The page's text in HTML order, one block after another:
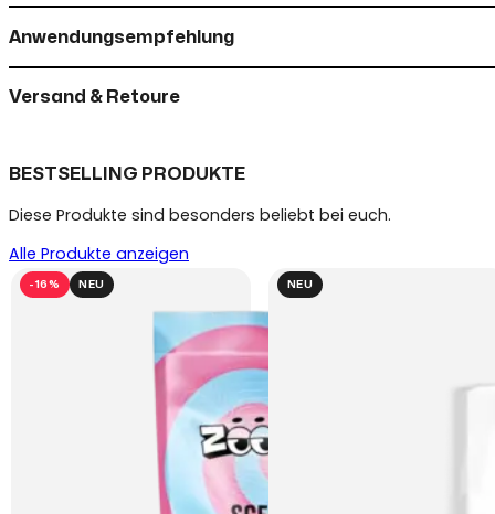
Anwendungsempfehlung
Versand & Retoure
BESTSELLING PRODUKTE
Diese Produkte sind besonders beliebt bei euch.
Alle Produkte anzeigen
-16% NEU NEU